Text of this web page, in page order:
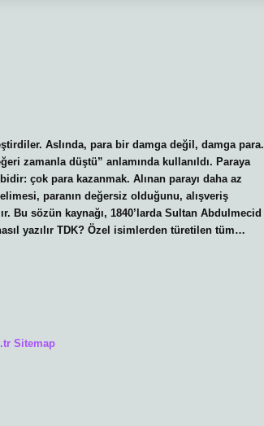
Aslında, para bir damga değil, damga para.
zamanla düştü” anlamında kullanıldı. Paraya
çok para kazanmak. Alınan parayı daha az
paranın değersiz olduğunu, alışveriş
Bu sözün kaynağı, 1840’larda Sultan Abdulmecid
yazılır TDK? Özel isimlerden türetilen tüm…
Sitemap